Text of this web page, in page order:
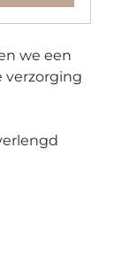
we een
verzorging